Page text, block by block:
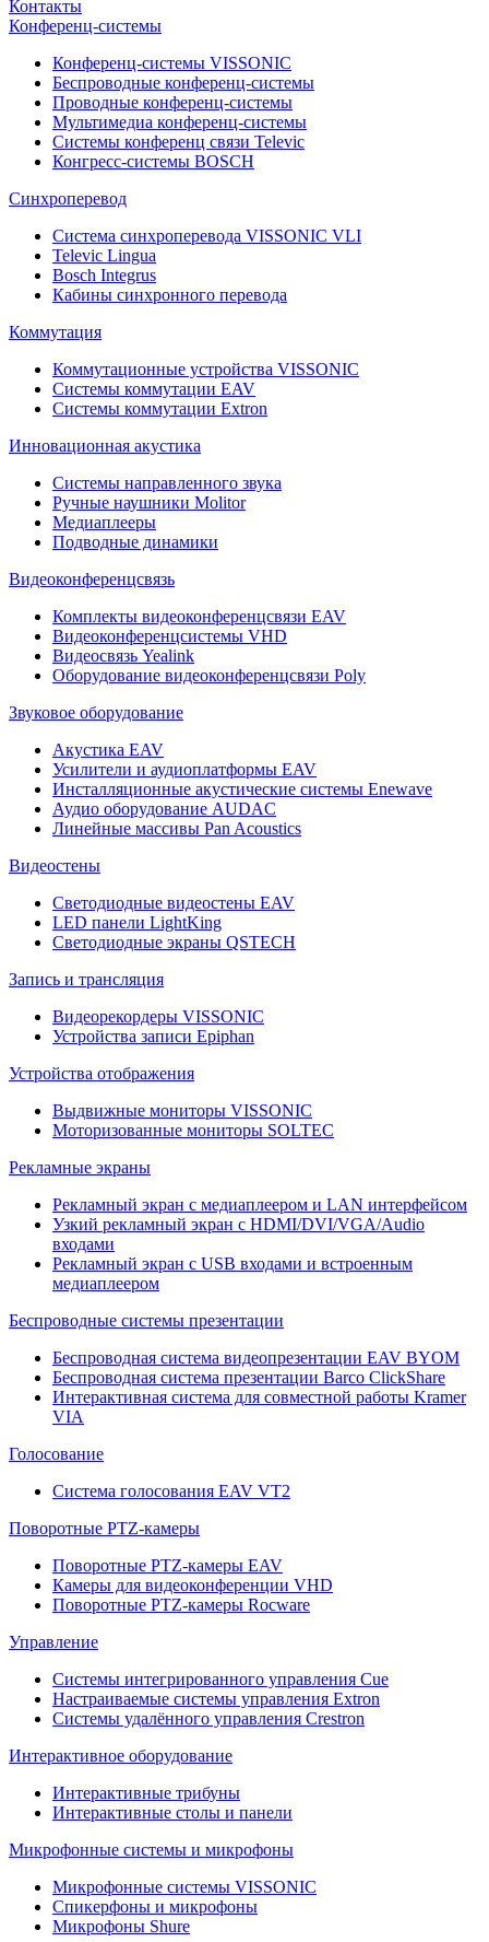
Контакты
Конференц-системы
Конференц-системы VISSONIC
Беспроводные конференц-системы
Проводные конференц-системы
Мультимедиа конференц-системы
Системы конференц связи Televic
Конгресс-системы BOSCH
Синхроперевод
Система синхроперевода VISSONIC VLI
Televic Lingua
Bosch Integrus
Кабины синхронного перевода
Коммутация
Коммутационные устройства VISSONIC
Системы коммутации EAV
Системы коммутации Extron
Инновационная акустика
Системы направленного звука
Ручные наушники Molitor
Медиаплееры
Подводные динамики
Видеоконференцсвязь
Комплекты видеоконференцсвязи EAV
Видеоконференцсистемы VHD
Видеосвязь Yealink
Оборудование видеоконференцсвязи Poly
Звуковое оборудование
Акустика EAV
Усилители и аудиоплатформы EAV
Инсталляционные акустические системы Enewave
Аудио оборудование AUDAC
Линейные массивы Pan Acoustics
Видеостены
Светодиодные видеостены EAV
LED панели LightKing
Светодиодные экраны QSTECH
Запись и трансляция
Видеорекордеры VISSONIC
Устройства записи Epiphan
Устройства отображения
Выдвижные мониторы VISSONIC
Моторизованные мониторы SOLTEC
Рекламные экраны
Рекламный экран с медиаплеером и LAN интерфейсом
Узкий рекламный экран с HDMI/DVI/VGA/Audio
входами
Рекламный экран с USB входами и встроенным
медиаплеером
Беспроводные системы презентации
Беспроводная система видеопрезентации EAV BYOM
Беспроводная система презентации Barco ClickShare
Интерактивная система для совместной работы Kramer
VIA
Голосование
Система голосования EAV VT2
Поворотные PTZ-камеры
Поворотные PTZ-камеры EAV
Камеры для видеоконференции VHD
Поворотные PTZ-камеры Rocware
Управление
Системы интегрированного управления Cue
Настраиваемые системы управления Extron
Системы удалённого управления Crestron
Интерактивное оборудование
Интерактивные трибуны
Интерактивные столы и панели
Микрофонные системы и микрофоны
Микрофонные системы VISSONIC
Спикерфоны и микрофоны
Микрофоны Shure